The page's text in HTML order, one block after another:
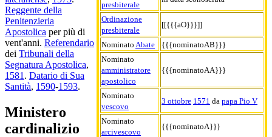
presbiterale
Ordinazione
presbiterale
[[{{{aO}}}]]
Nominato Abate
{{{nominatoAB}}}
Nominato
amministratore
apostolico
{{{nominatoAA}}}
Nominato
vescovo
3 ottobre 1571 da papa Pio V
Nominato
arcivescovo
{{{nominatoA}}}
Reggente della
Penitenzieria
Apostolica per più di
vent'anni. Referendario
dei Tribunali della
Segnatura Apostolica,
1581 . Datario di Sua
Santità, 1590-1593.
Ministero
cardinalizio